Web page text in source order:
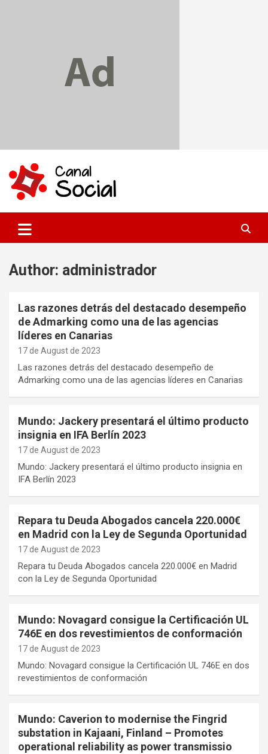
content
Canal Social
Author: administrador
Las razones detrás del destacado desempeño
de Admarking como una de las agencias
líderes en Canarias
17 de August de 2023
Las razones detrás del destacado desempeño de
Admarking como una de las agencias líderes en Canarias
Mundo: Jackery presentará el último producto
insignia en IFA Berlín 2023
17 de August de 2023
Mundo: Jackery presentará el último producto insignia en
IFA Berlín 2023
Repara tu Deuda Abogados cancela 220.000€
en Madrid con la Ley de Segunda Oportunidad
17 de August de 2023
Repara tu Deuda Abogados cancela 220.000€ en Madrid
con la Ley de Segunda Oportunidad
Mundo: Novagard consigue la Certificación UL
746E en dos revestimientos de conformación
17 de August de 2023
Mundo: Novagard consigue la Certificación UL 746E en dos
revestimientos de conformación
Mundo: Caverion to modernise the Fingrid
substation in Kajaani, Finland – Promotes
operational reliability as power transmissio